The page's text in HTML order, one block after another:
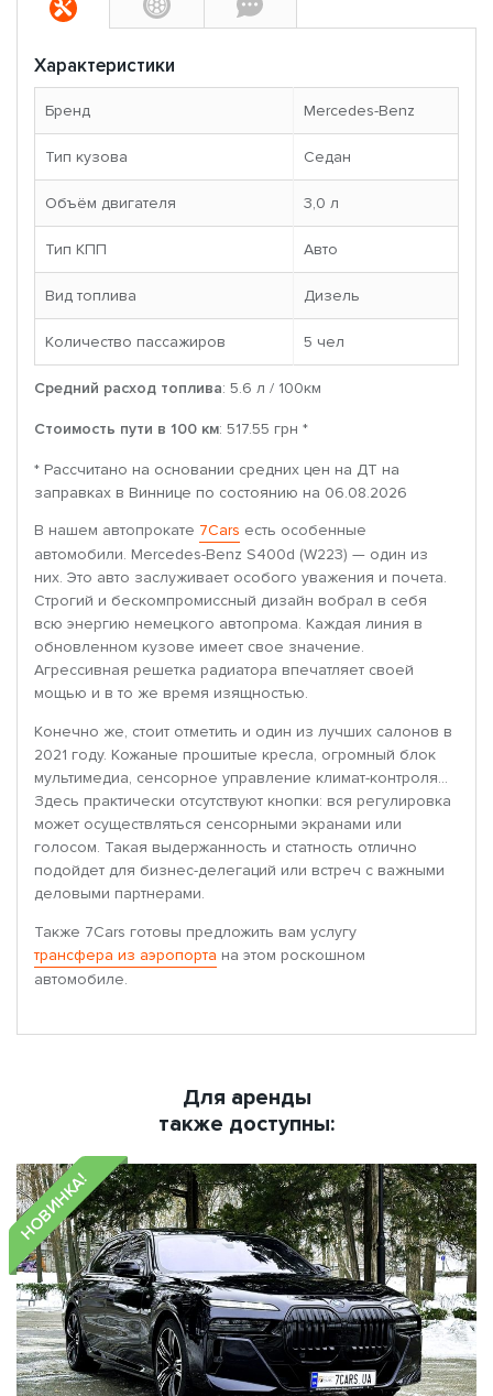
Характеристики
Бренд Mercedes-Benz
Тип кузова Седан
Объём двигателя 3,0 л
Тип КПП Авто
Вид топлива Дизель
Количество пассажиров 5 чел
Средний расход топлива: 5.6 л / 100км
Стоимость пути в 100 км: 517.55 грн *
* Рассчитано на основании средних цен на ДТ на
заправках в Виннице по состоянию на 06.08.2026
В нашем автопрокате 7Cars есть особенные
автомобили. Mercedes-Benz S400d (W223) — один из
них. Это авто заслуживает особого уважения и почета.
Строгий и бескомпромиссный дизайн вобрал в себя
всю энергию немецкого автопрома. Каждая линия в
обновленном кузове имеет свое значение.
Агрессивная решетка радиатора впечатляет своей
мощью и в то же время изящностью.
Конечно же, стоит отметить и один из лучших салонов в
2021 году. Кожаные прошитые кресла, огромный блок
мультимедиа, сенсорное управление климат-контроля…
Здесь практически отсутствуют кнопки: вся регулировка
может осуществляться сенсорными экранами или
голосом. Такая выдержанность и статность отлично
подойдет для бизнес-делегаций или встреч с важными
деловыми партнерами.
Также 7Cars готовы предложить вам услугу
трансфера из аэропорта на этом роскошном
автомобиле.
Для аренды
также доступны:
НОВИНКА!